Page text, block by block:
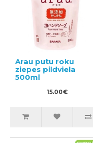
Arau putu roku
ziepes pildviela
500ml
15.00€